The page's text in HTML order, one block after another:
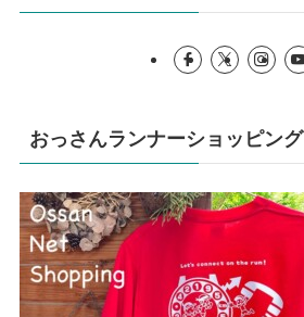
おっさんランナーショッピング